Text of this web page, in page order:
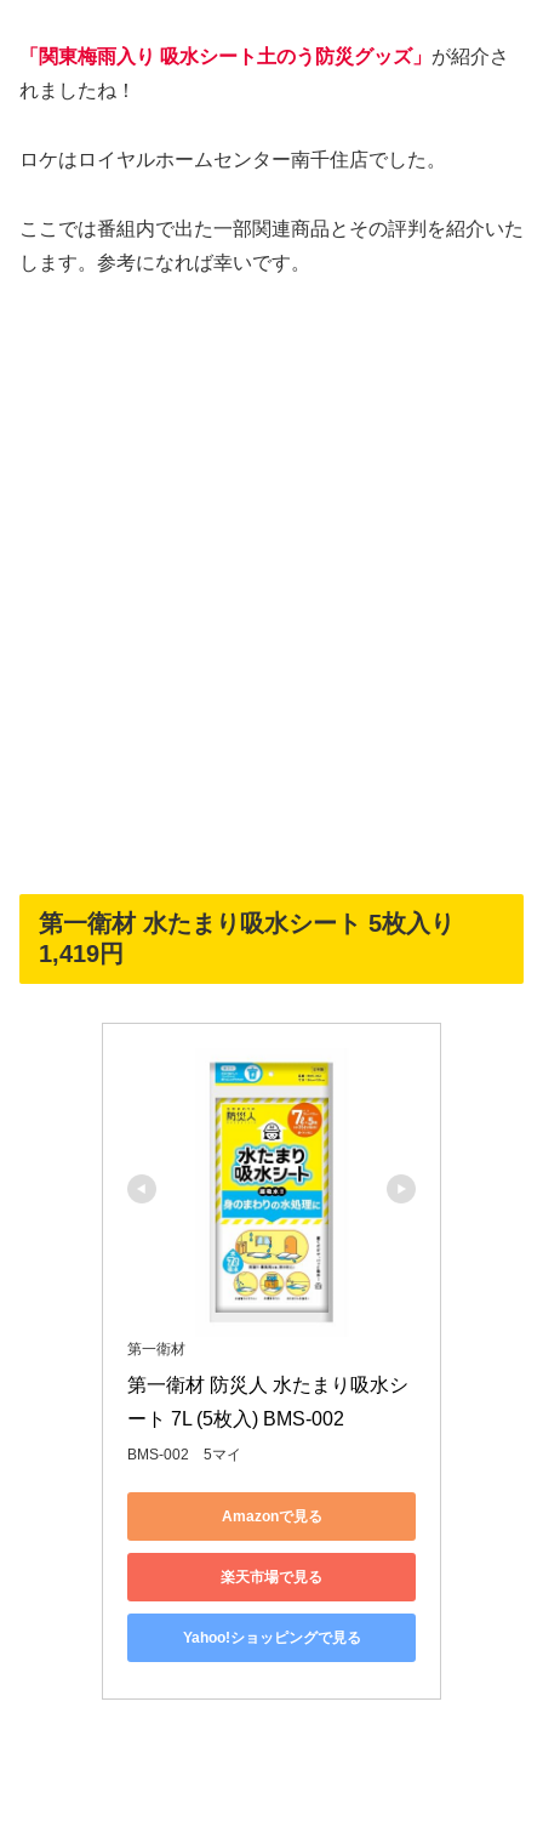
「関東梅雨入り 吸水シート土のう防災グッズ」 が紹介さ
れましたね！
ロケはロイヤルホームセンター南千住店でした。
ここでは番組内で出た一部関連商品とその評判を紹介いた
します。参考になれば幸いです。
第一衛材 水たまり吸水シート 5枚入り
1,419円
第一衛材
第一衛材 防災人 水たまり吸水シ
ート 7L (5枚入) BMS-002
BMS-002 5マイ
Amazonで見る
楽天市場で見る
Yahoo!ショッピングで見る